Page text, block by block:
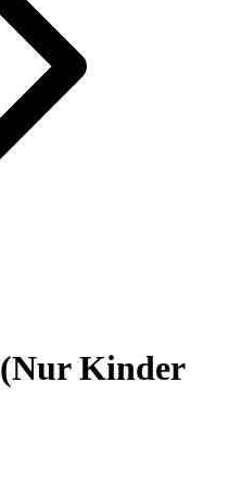
Kinder